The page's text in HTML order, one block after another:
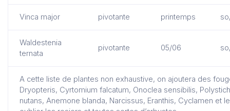
Vinca major pivotante printemps
Waldestenia
ternata
pivotante 05/06
A cette liste de plantes non exhaustive, on ajoutera des
Dryopteris, Cyrtomium falcatum, Onoclea sensibilis,
nutans, Anemone blanda, Narcissus, Eranthis, Cyclamen et